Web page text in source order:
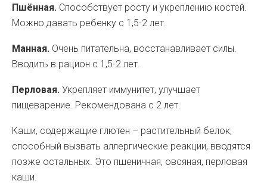
Пшённая. Способствует росту и укреплению костей.
Можно давать ребенку с 1,5-2 лет.
Манная. Очень питательна, восстанавливает силы.
Вводить в рацион с 1,5-2 лет.
Перловая. Укрепляет иммунитет, улучшает
пищеварение. Рекомендована с 2 лет.
Каши, содержащие глютен – растительный белок,
способный вызвать аллергические реакции, вводятся
позже остальных. Это пшеничная, овсяная, перловая
каши.